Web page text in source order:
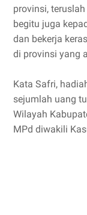
provinsi,
begitu juga
dan bekerja
di provinsi yang
Kata Safri,
sejumlah uang
Wilayah
MPd diwakili